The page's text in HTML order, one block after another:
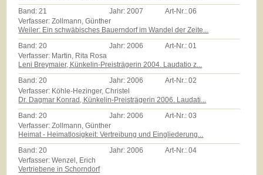
Band: 21 Jahr: 2007 Art-Nr.:06
Verfasser: Zollmann, Günther
Weiler: Ein schwäbisches Bauerndorf im Wandel der Zeite...
Band:20 Jahr:2006 Art-Nr.:01
Verfasser: Martin, Rita Rosa
Leni Breymaier, Künkelin-Preisträgerin 2004. Laudatio z...
Band:20 Jahr:2006 Art-Nr.:02
Verfasser: Köhle-Hezinger, Christel
Dr. Dagmar Konrad, Künkelin-Preisträgerin 2006. Laudati...
Band:20 Jahr:2006 Art-Nr.:03
Verfasser: Zollmann, Günther
Heimat - Heimatlosigkeit: Vertreibung und Eingliederung...
Band:20 Jahr:2006 Art-Nr.:04
Verfasser: Wenzel, Erich
Vertriebene in Schorndorf